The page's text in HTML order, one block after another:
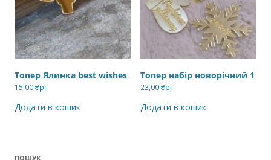
Топер Ялинка best wishes
15,00₴рн
Додати в кошик
Топер набір новорічний 1
23,00₴рн
Додати в кошик
ПОШУК